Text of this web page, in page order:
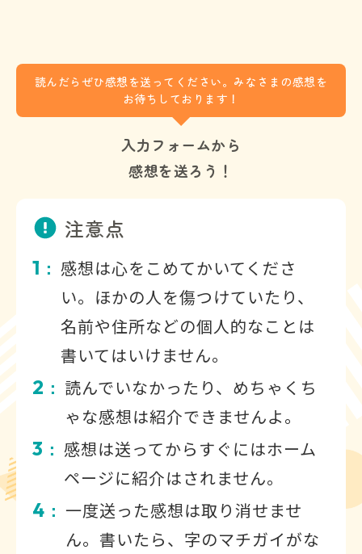
読んだらぜひ感想を送ってください。みなさまの感想を
お待ちしております！
入力フォームから
感想を送ろう！
注意点
1 ： 感想は心をこめてかいてくださ
い。ほかの人を傷つけていたり、
名前や住所などの個人的なことは
書いてはいけません。
2 ： 読んでいなかったり、めちゃくち
ゃな感想は紹介できませんよ。
3 ： 感想は送ってからすぐにはホーム
ページに紹介はされません。
4 ： 一度送った感想は取り消せませ
ん。書いたら、字のマチガイがな